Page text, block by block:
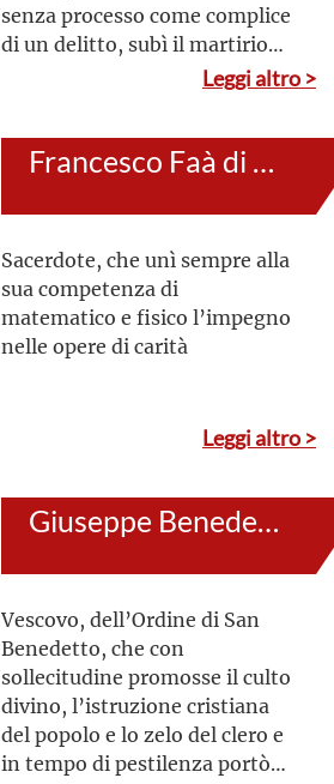
senza processo come complice
di un delitto, subì il martirio
che aveva ardentemente
messicana
Leggi altro >
Francesco Faà di Bruno
Sacerdote, che unì sempre alla
sua competenza di
matematico e fisico l’impegno
nelle opere di carità
Leggi altro >
Giuseppe Benedetto Dusmet
Vescovo, dell’Ordine di San
Benedetto, che con
sollecitudine promosse il culto
divino, l’istruzione cristiana
del popolo e lo zelo del clero e
in tempo di pestilenza portò